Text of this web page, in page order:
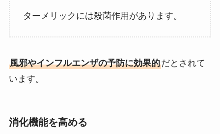
ターメリックには殺菌作用があります。
風邪やインフルエンザの予防に効果的だとされて
います。
消化機能を高める